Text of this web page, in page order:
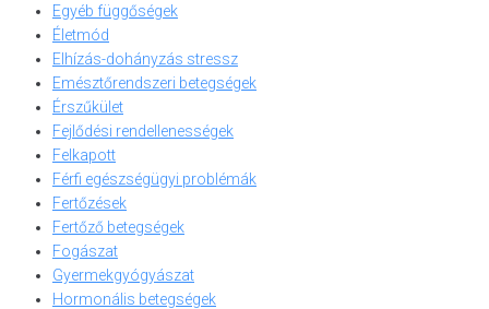
Egyéb függőségek
Életmód
Elhízás-dohányzás stressz
Emésztőrendszeri betegségek
Érszűkület
Fejlődési rendellenességek
Felkapott
Férfi egészségügyi problémák
Fertőzések
Fertőző betegségek
Fogászat
Gyermekgyógyászat
Hormonális betegségek